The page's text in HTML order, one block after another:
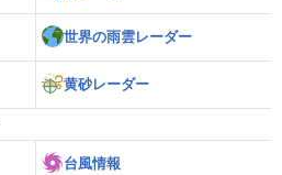
世界の雨雲レーダー
黄砂レーダー
台風情報